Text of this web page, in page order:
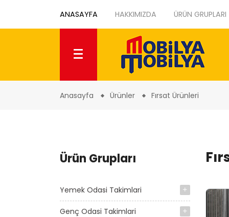
ANASAYFA HAKKIMIZDA ÜRÜN GRUPLARI
Anasayfa Ürünler Fırsat Ürünleri
Ürün Grupları
Yemek Odasi Takimlari
Genç Odasi Takimlari